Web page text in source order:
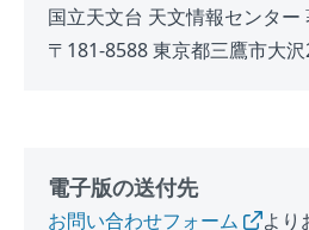
国立天文台 天文情報センター
〒181-8588 東京都三鷹市大沢
電子版の送付先
お問い合わせフォーム
より